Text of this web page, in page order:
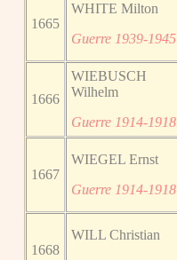
1665
WHITE Milton
Guerre 1939-1945
1666
WIEBUSCH
Wilhelm
Guerre 1914-1918
1667
WIEGEL Ernst
Guerre 1914-1918
1668
WILL Christian